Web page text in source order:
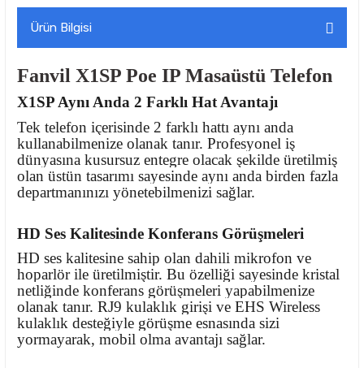
Ürün Bilgisi
Fanvil X1SP Poe IP Masaüstü Telefon
X1SP Aynı Anda 2 Farklı Hat Avantajı
Tek telefon içerisinde 2 farklı hattı aynı anda
kullanabilmenize olanak tanır. Profesyonel iş
dünyasına kusursuz entegre olacak şekilde üretilmiş
olan üstün tasarımı sayesinde aynı anda birden fazla
departmanınızı yönetebilmenizi sağlar.
HD Ses Kalitesinde Konferans Görüşmeleri
HD ses kalitesine sahip olan dahili mikrofon ve
hoparlör ile üretilmiştir. Bu özelliği sayesinde kristal
netliğinde konferans görüşmeleri yapabilmenize
olanak tanır. RJ9 kulaklık girişi ve EHS Wireless
kulaklık desteğiyle görüşme esnasında sizi
yormayarak, mobil olma avantajı sağlar.